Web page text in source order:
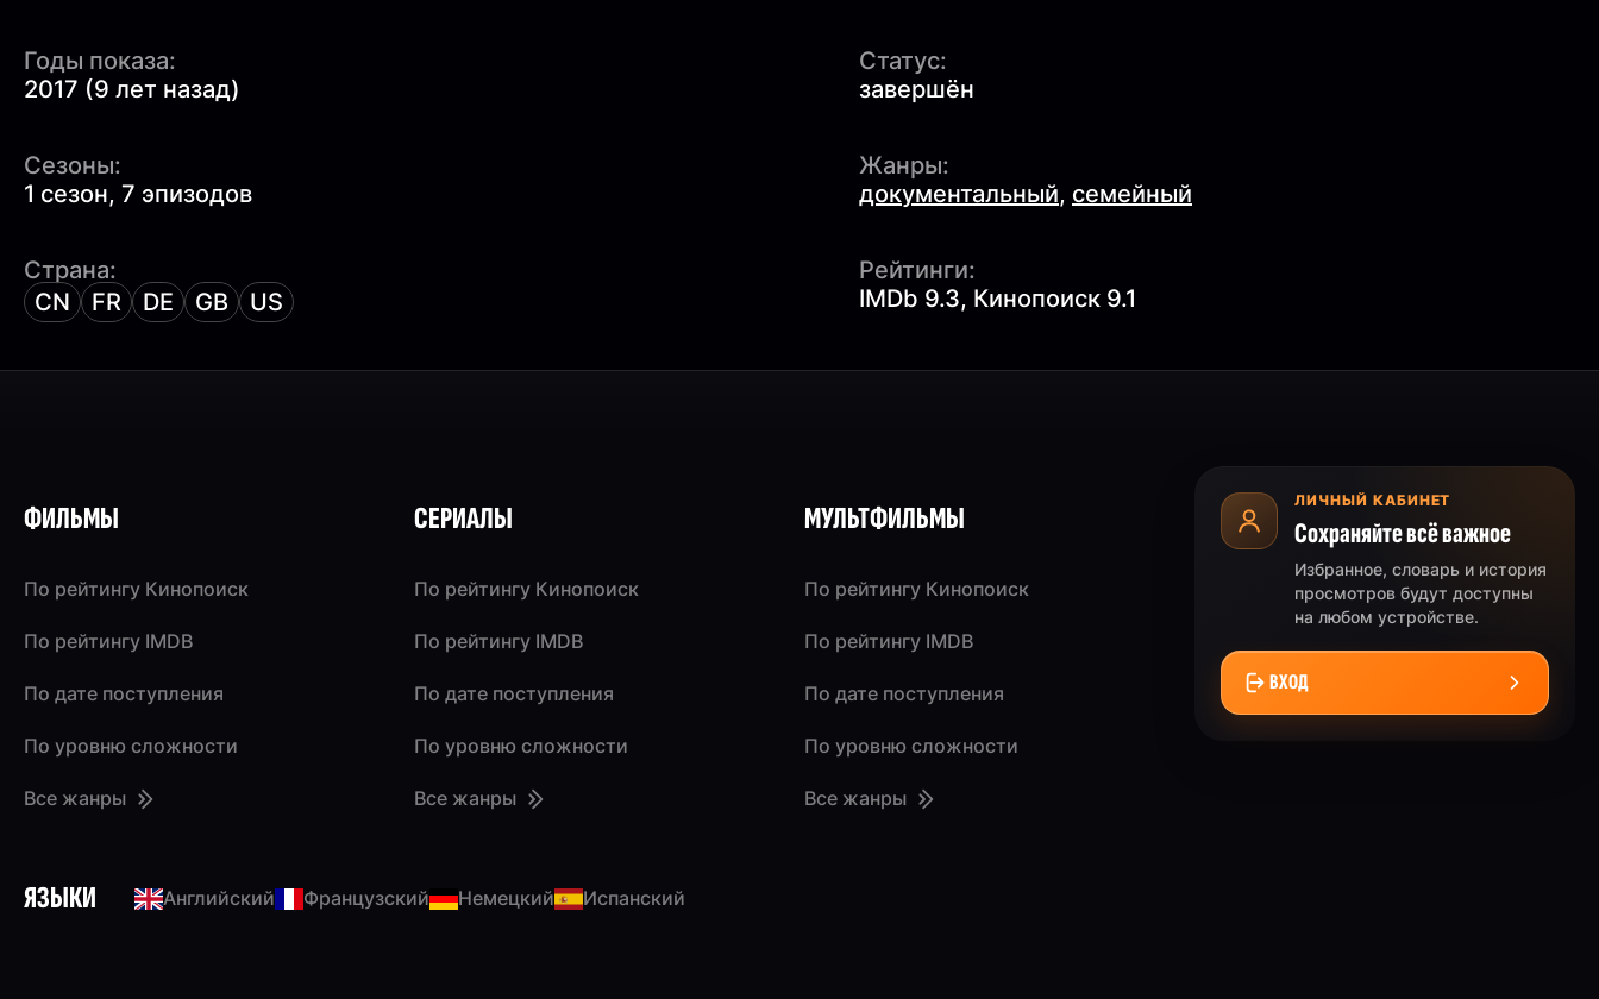
Годы показа:
2017 (9 лет назад)
Статус:
завершён
Сезоны:
1 сезон, 7 эпизодов
Жанры:
документальный, семейный
Страна:
CN
FR DE GB US
Рейтинги:
IMDb 9.3, Кинопоиск 9.1
ЯЗЫКИ Английский Французский Немецкий Испанский
ФИЛЬМЫ
По рейтингу Кинопоиск
По рейтингу IMDB
По дате поступления
По уровню сложности
Все жанры
СЕРИАЛЫ
По рейтингу Кинопоиск
По рейтингу IMDB
По дате поступления
По уровню сложности
Все жанры
МУЛЬТФИЛЬМЫ
По рейтингу Кинопоиск
По рейтингу IMDB
По дате поступления
По уровню сложности
Все жанры
ЛИЧНЫЙ КАБИНЕТ
Сохраняйте всё важное
Избранное, словарь и история
просмотров будут доступны
на любом устройстве.
ВХОД